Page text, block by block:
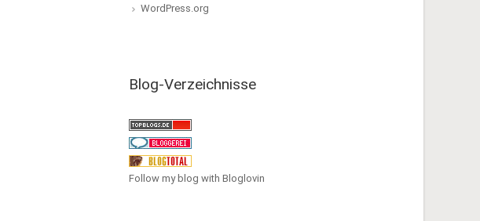
WordPress.org
Blog-Verzeichnisse
Follow my blog with Bloglovin